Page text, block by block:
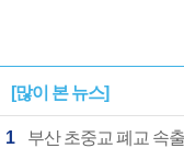
[많이 본 뉴스]
1 부산 초중교 폐교 속